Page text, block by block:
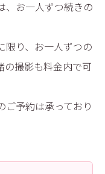
、お一人ずつ続きの
限り、お一人ずつの
の撮影も料金内で可
ご予約は承っており